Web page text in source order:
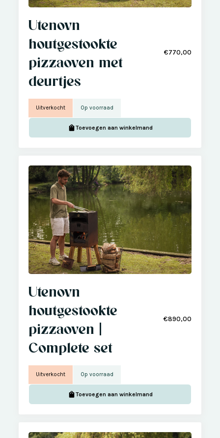
Utenovn
houtgestookte
pizzaoven met
deurtjes
€770,00
Uitverkocht Op voorraad
Toevoegen aan winkelmand
Utenovn
houtgestookte
pizzaoven |
Complete set
€890,00
Uitverkocht Op voorraad
Toevoegen aan winkelmand